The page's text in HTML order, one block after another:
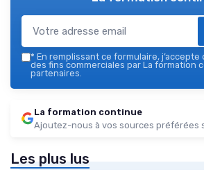
* En remplissant ce formulaire, j’accepte
des fins commerciales par La formation
partenaires.
La formation continue
Ajoutez-nous à vos sources préférées
Les plus lus